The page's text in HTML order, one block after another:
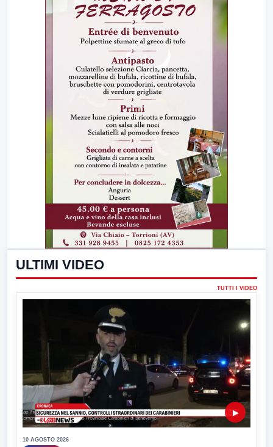
ULTIMI VIDEO
TUTTI I VIDEO
▶
10 AGOSTO 2026